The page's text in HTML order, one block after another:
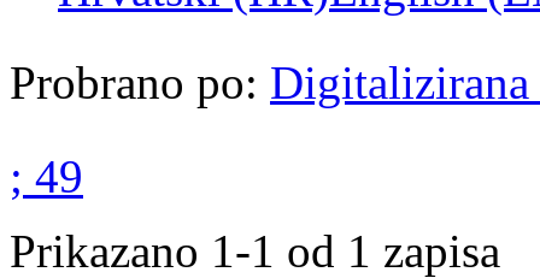
Probrano po: Digitalizirana
; 49
Prikazano 1-1 od 1 zapisa